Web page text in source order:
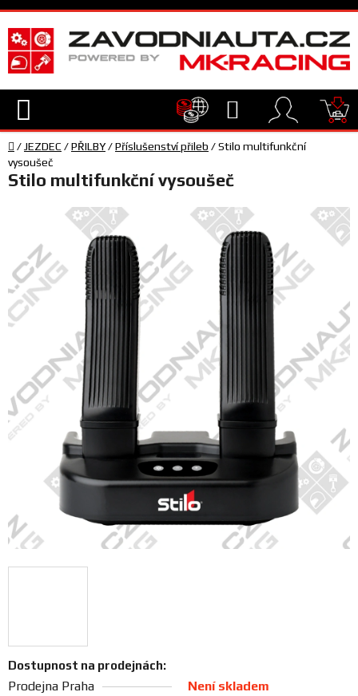
Přejít
na
obsah
Hledat
TECHNIKA
JEZDEC
TÝM
A
FANOUŠCI
Profil
Obchodní
podmínky
Doprava
Ceníky
a
katalogy
Domů
/ JEZDEC /PŘILBY/Příslušenství přileb /Stilo multifunkční
vysoušeč
Dostupnost na prodejnách:
Prodejna Praha Není skladem
Stilo multifunkční vysoušeč